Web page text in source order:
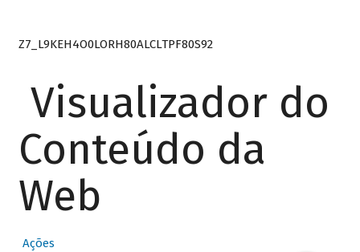
Z7_L9KEH4O0LORH80ALCLTPF80S92
Visualizador do
Conteúdo da
Web
Ações